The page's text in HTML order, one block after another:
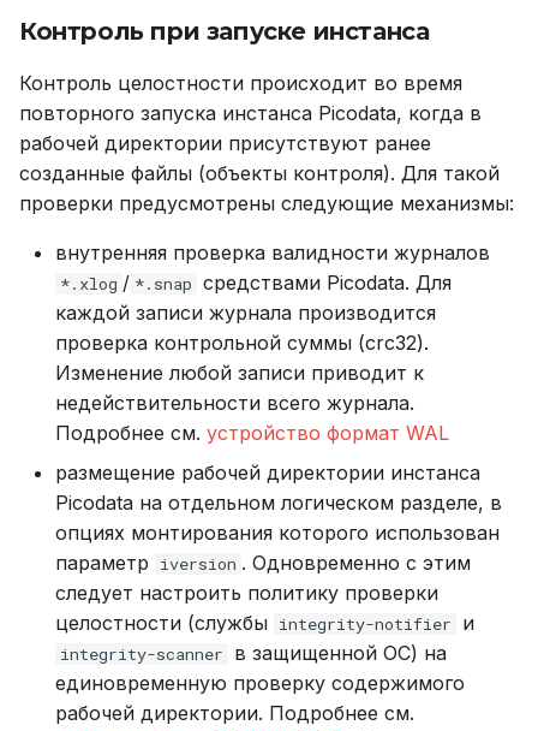
Контроль при запуске инстанса
Контроль целостности происходит во время
повторного запуска инстанса Picodata, когда в
рабочей директории присутствуют ранее
созданные файлы (объекты контроля). Для такой
проверки предусмотрены следующие механизмы:
внутренняя проверка валидности журналов
*.xlog / *.snap средствами Picodata. Для
каждой записи журнала производится
проверка контрольной суммы (crc32).
Изменение любой записи приводит к
недействительности всего журнала.
Подробнее см. устройство формат WAL
размещение рабочей директории инстанса
Picodata на отдельном логическом разделе, в
опциях монтирования которого использован
параметр
iversion . Одновременно с этим
следует настроить политику проверки
целостности (службы integrity-notifier и
integrity-scanner
в защищенной ОС) на
единовременную проверку содержимого
рабочей директории. Подробнее см.